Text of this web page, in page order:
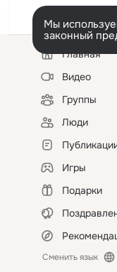
Мы
законный
Левая
колонкаГлавная
Видео
Группы
Люди
Игры
Подарки
Сменить язык